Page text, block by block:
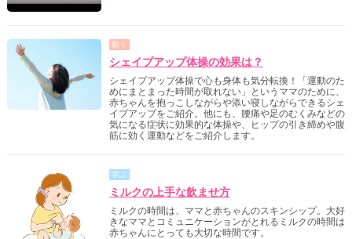
動く
シェイプアップ体操の効果は？
シェイプアップ体操で心も身体も気分転換！「運動のた
めにまとまった時間が取れない」というママのために、
赤ちゃんを抱っこしながらや添い寝しながらできるシェ
イプアップをご紹介。他にも、腰痛や足のむくみなどの
気になる症状に効果的な体操や、ヒップの引き締めや腹
筋に効く運動などをご紹介します。
学ぶ
ミルクの上手な飲ませ方
ミルクの時間は、ママと赤ちゃんのスキンシップ。大好
きなママとコミュニケーションがとれるミルクの時間は
赤ちゃんにとっても大切な時間です。